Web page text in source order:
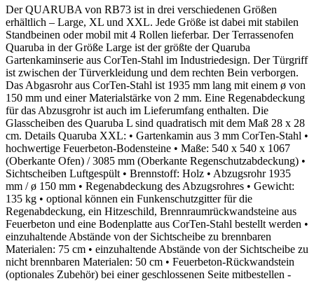
Der QUARUBA von RB73 ist in drei verschiedenen Größen
erhältlich – Large, XL und XXL. Jede Größe ist dabei mit stabilen
Standbeinen oder mobil mit 4 Rollen lieferbar. Der Terrassenofen
Quaruba in der Größe Large ist der größte der Quaruba
Gartenkaminserie aus CorTen-Stahl im Industriedesign. Der Türgriff
ist zwischen der Türverkleidung und dem rechten Bein verborgen.
Das Abgasrohr aus CorTen-Stahl ist 1935 mm lang mit einem ø von
150 mm und einer Materialstärke von 2 mm. Eine Regenabdeckung
für das Abzusgrohr ist auch im Lieferumfang enthalten. Die
Glasscheiben des Quaruba L sind quadratisch mit dem Maß 28 x 28
cm. Details Quaruba XXL: • Gartenkamin aus 3 mm CorTen-Stahl •
hochwertige Feuerbeton-Bodensteine • Maße: 540 x 540 x 1067
(Oberkante Ofen) / 3085 mm (Oberkante Regenschutzabdeckung) •
Sichtscheiben Luftgespült • Brennstoff: Holz • Abzugsrohr 1935
mm / ø 150 mm • Regenabdeckung des Abzugsrohres • Gewicht:
135 kg • optional können ein Funkenschutzgitter für die
Regenabdeckung, ein Hitzeschild, Brennraumrückwandsteine aus
Feuerbeton und eine Bodenplatte aus CorTen-Stahl bestellt werden •
einzuhaltende Abstände von der Sichtscheibe zu brennbaren
Materialen: 75 cm • einzuhaltende Abstände von der Sichtscheibe zu
nicht brennbaren Materialen: 50 cm • Feuerbeton-Rückwandstein
(optionales Zubehör) bei einer geschlossenen Seite mitbestellen -